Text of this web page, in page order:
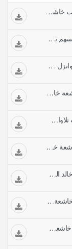
خالد الجليل ان الله يدافع عن الذين ءامنو تلاوات خاشعة خالد الجليل
خالد الجليل قل ياعبادي الذين اسرفوا على انفسهم تلاوات خاشعة خالد الجليل
خالد الجليل الله الذي خلق السموات والارض وانزل من السماء ماءا فأخرج به تلاوات خاشعة خالد الجليل
خالد الجليل قل افغير الله تأمروني تلاوات خاشعة خالد الجليل
خالد الجليل ذلك ومن عاقب بمثل ما عوقب به تلاوات خاشعة خالد الجليل
خالد الجليل قال فما خطبك يا سامر تلاوات خاشعة خالد الجليل
خالد الجليل وايوب اذ نادى ربه تلاوات خاشعة خالد الجليل
خالد الجليل وحرام على قرية اهلكناها تلاوات خاشعة خالد الجليل
خالد الجليل ولقد آتينا موسى تسع آيات تلاوات خاشعة خالد الجليل